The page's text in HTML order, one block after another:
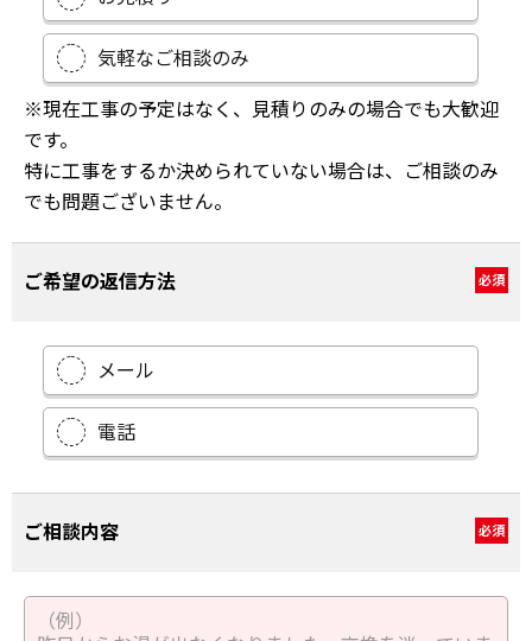
気軽なご相談のみ
※現在工事の予定はなく、見積りのみの場合でも大歓迎
です。
特に工事をするか決められていない場合は、ご相談のみ
でも問題ございません。
ご希望の返信方法 必須
メール
電話
ご相談内容 必須